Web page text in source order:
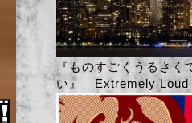
『ものすごくうるさ
い』 Extremely Loud